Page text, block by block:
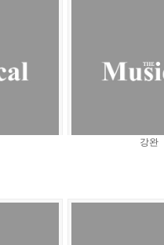
강완